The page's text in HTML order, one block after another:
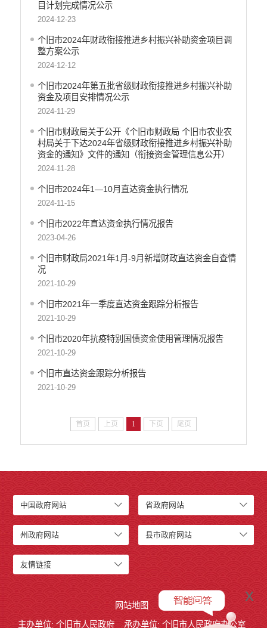
林业信息
医疗卫生
重大建设项目信息
自然资源
公共资源交易信息
统计信息
地方志
行政许可
减税降费
稳岗就业
乡村振兴
生态环境
义务教育
医疗卫生
养老服务
重大建设项目
社会救助
食品药品监管
目计划完成情况公示
2024-12-23
个旧市2024年财政衔接推进乡村振兴补助资金项目调
整方案公示
2024-12-12
个旧市2024年第五批省级财政衔接推进乡村振兴补助
资金及项目安排情况公示
2024-11-29
个旧市财政局关于公开《个旧市财政局 个旧市农业农
村局关于下达2024年省级财政衔接推进乡村振兴补助
资金的通知》文件的通知（衔接资金管理信息公开）
2024-11-28
个旧市2024年1—10月直达资金执行情况
2024-11-15
个旧市2022年直达资金执行情况报告
2023-04-26
个旧市财政局2021年1月-9月新增财政直达资金自查情
况
2021-10-29
个旧市2021年一季度直达资金跟踪分析报告
2021-10-29
个旧市2020年抗疫特别国债资金使用管理情况报告
2021-10-29
个旧市直达资金跟踪分析报告
2021-10-29
首页 上页 1 下页 尾页
中国政府网站 省政府网站
州政府网站 县市政府网站
友情链接
网站地图
主办单位: 个旧市人民政府
承办单位: 个旧市人民政府办公室
x